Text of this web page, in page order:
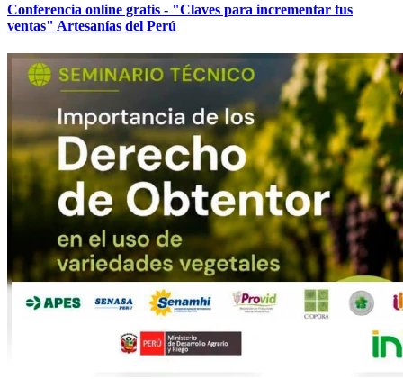
Conferencia online gratis - "Claves para incrementar tus
ventas" Artesanías del Perú